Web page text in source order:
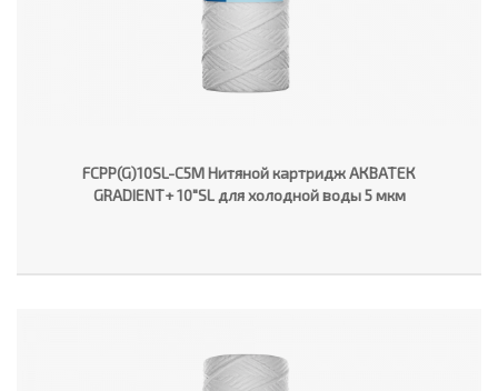
FCPP(G)10SL-C5M Нитяной картридж АКВАТЕК
GRADIENT+ 10"SL для холодной воды 5 мкм